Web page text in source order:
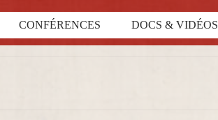
CONFÉRENCES DOCS & VIDÉOS